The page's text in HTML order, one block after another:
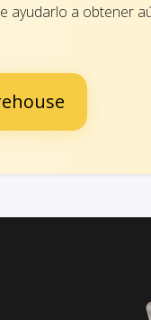
ayudarlo a obtener